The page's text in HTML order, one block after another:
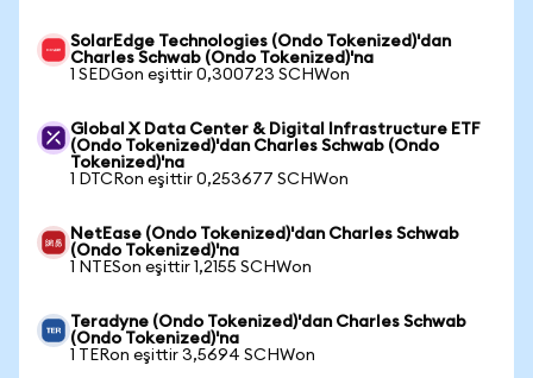
SolarEdge Technologies (Ondo Tokenized)'dan
Charles Schwab (Ondo Tokenized)'na
1 SEDGon eşittir 0,300723 SCHWon
Global X Data Center & Digital Infrastructure ETF
(Ondo Tokenized)'dan Charles Schwab (Ondo
Tokenized)'na
1 DTCRon eşittir 0,253677 SCHWon
NetEase (Ondo Tokenized)'dan Charles Schwab
(Ondo Tokenized)'na
1 NTESon eşittir 1,2155 SCHWon
Teradyne (Ondo Tokenized)'dan Charles Schwab
(Ondo Tokenized)'na
1 TERon eşittir 3,5694 SCHWon